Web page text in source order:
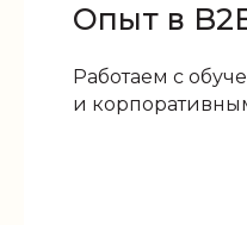
Опыт в
Работаем с
и